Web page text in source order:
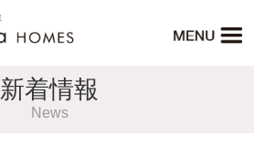
新着情報
News